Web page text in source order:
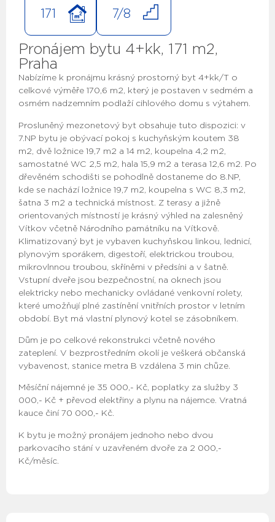
171 7/8
Pronájem bytu 4+kk, 171 m2,
Praha
Nabízíme k pronájmu krásný prostorný byt 4+kk/T o
celkové výměře 170,6 m2, který je postaven v sedmém a
osmém nadzemním podlaží cihlového domu s výtahem.
Prosluněný mezonetový byt obsahuje tuto dispozici: v
7.NP bytu je obývací pokoj s kuchyňským koutem 38
m2, dvě ložnice 19,7 m2 a 14 m2, koupelna 4,2 m2,
samostatné WC 2,5 m2, hala 15,9 m2 a terasa 12,6 m2. Po
dřevěném schodišti se pohodlně dostaneme do 8.NP,
kde se nachází ložnice 19,7 m2, koupelna s WC 8,3 m2,
šatna 3 m2 a technická místnost. Z terasy a jižně
orientovaných místností je krásný výhled na zalesněný
Vítkov včetně Národního památníku na Vítkově.
Klimatizovaný byt je vybaven kuchyňskou linkou, lednicí,
plynovým sporákem, digestoří, elektrickou troubou,
mikrovlnnou troubou, skříněmi v předsíni a v šatně.
Vstupní dveře jsou bezpečnostní, na oknech jsou
elektricky nebo mechanicky ovládané venkovní rolety,
které umožňují plné zastínění vnitřních prostor v letním
období. Byt má vlastní plynový kotel se zásobníkem.
Dům je po celkové rekonstrukci včetně nového
zateplení. V bezprostředním okolí je veškerá občanská
vybavenost, stanice metra B vzdálena 3 min chůze.
Měsíční nájemné je 35 000,- Kč, poplatky za služby 3
000,- Kč + převod elektřiny a plynu na nájemce. Vratná
kauce činí 70 000,- Kč.
K bytu je možný pronájem jednoho nebo dvou
parkovacího stání v uzavřeném dvoře za 2 000,-
Kč/měsíc.